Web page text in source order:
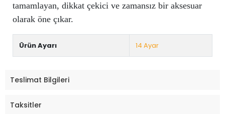
tamamlayan, dikkat çekici ve zamansız bir aksesuar
olarak öne çıkar.
Ürün Ayarı 14 Ayar
Teslimat Bilgileri
Taksitler